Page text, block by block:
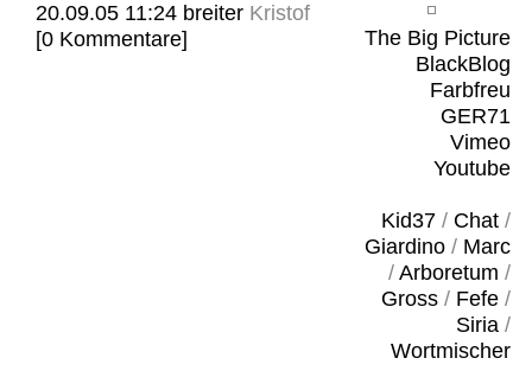
The Big Picture
BlackBlog
Farbfreu
GER71
Vimeo
Youtube
Kid37/ Chat/
Giardino/ Marc
/ Arboretum /
Gross/ Fefe/
Siria/
Wortmischer
20.09.05 11:24 breiter Kristof
[0 Kommentare]